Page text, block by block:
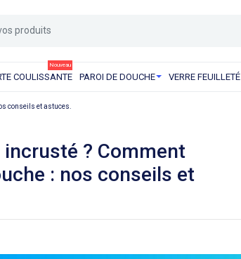
COULISSANTE
Nouveau
PAROI DE DOUCHE VERRE FEUILLETÉ
conseils et astuces.
? Comment
: nos conseils et